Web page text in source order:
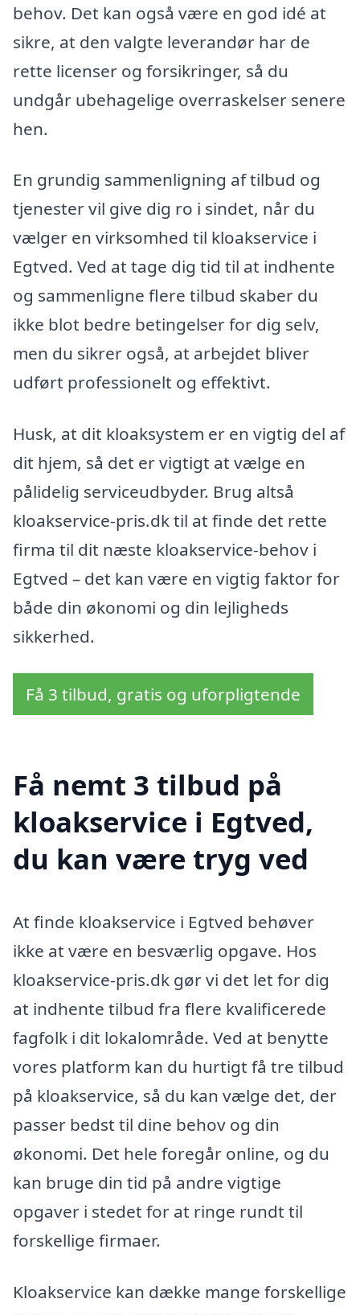
behov. Det kan også være en god idé at
sikre, at den valgte leverandør har de
rette licenser og forsikringer, så du
undgår ubehagelige overraskelser senere
hen.
En grundig sammenligning af tilbud og
tjenester vil give dig ro i sindet, når du
vælger en virksomhed til kloakservice i
Egtved. Ved at tage dig tid til at indhente
og sammenligne flere tilbud skaber du
ikke blot bedre betingelser for dig selv,
men du sikrer også, at arbejdet bliver
udført professionelt og effektivt.
Husk, at dit kloaksystem er en vigtig del af
dit hjem, så det er vigtigt at vælge en
pålidelig serviceudbyder. Brug altså
kloakservice-pris.dk til at finde det rette
firma til dit næste kloakservice-behov i
Egtved – det kan være en vigtig faktor for
både din økonomi og din lejligheds
sikkerhed.
Få 3 tilbud, gratis og uforpligtende
Få nemt 3 tilbud på
kloakservice i Egtved,
du kan være tryg ved
At finde kloakservice i Egtved behøver
ikke at være en besværlig opgave. Hos
kloakservice-pris.dk gør vi det let for dig
at indhente tilbud fra flere kvalificerede
fagfolk i dit lokalområde. Ved at benytte
vores platform kan du hurtigt få tre tilbud
på kloakservice, så du kan vælge det, der
passer bedst til dine behov og din
økonomi. Det hele foregår online, og du
kan bruge din tid på andre vigtige
opgaver i stedet for at ringe rundt til
forskellige firmaer.
Kloakservice kan dække mange forskellige